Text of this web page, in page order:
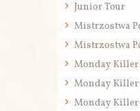
Junior Tour
Mistrzostwa
Mistrzostwa
Monday Killer
Monday Killer
Monday Killer